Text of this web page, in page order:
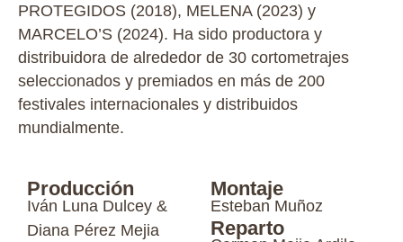
PROTEGIDOS (2018), MELENA (2023) y
MARCELO’S (2024). Ha sido productora y
distribuidora de alrededor de 30 cortometrajes
seleccionados y premiados en más de 200
festivales internacionales y distribuidos
mundialmente.
Producción
Iván Luna Dulcey &
Diana Pérez Mejia
Montaje
Esteban Muñoz
Reparto